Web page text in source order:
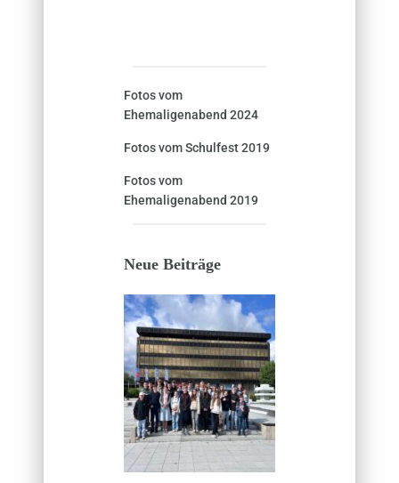
Fotos vom
Ehemaligenabend 2024
Fotos vom Schulfest 2019
Fotos vom
Ehemaligenabend 2019
Neue Beiträge